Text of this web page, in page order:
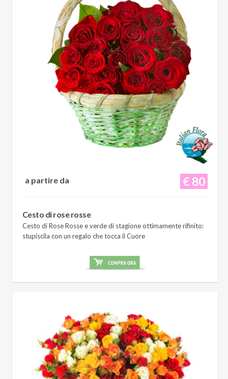
€ 80
a partire da
Cesto di rose rosse
Cesto di Rose Rosse e verde di stagione ottimamente rifinito:
stupiscila con un regalo che tocca il Cuore